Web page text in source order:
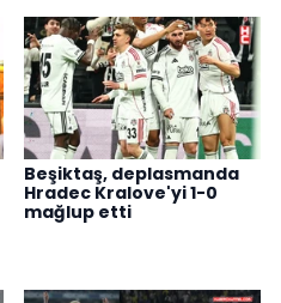
Beşiktaş, deplasmanda
Hradec Kralove'yi 1-0
mağlup etti